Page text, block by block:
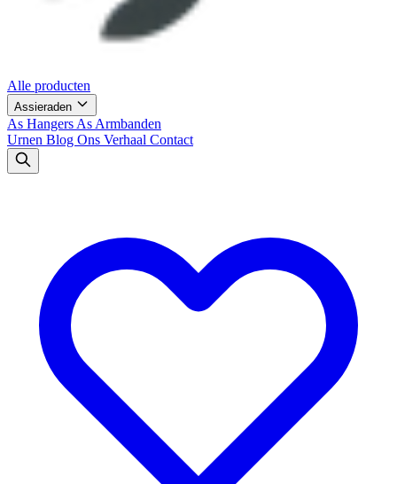
Alle producten
Assieraden
As Hangers As Armbanden
Urnen Blog Ons Verhaal Contact